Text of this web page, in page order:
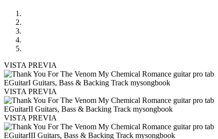
VISTA PREVIA
VISTA PREVIA
VISTA PREVIA